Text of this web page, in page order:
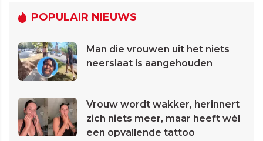
POPULAIR NIEUWS
Man die vrouwen uit het niets
neerslaat is aangehouden
Vrouw wordt wakker, herinnert
zich niets meer, maar heeft wél
een opvallende tattoo